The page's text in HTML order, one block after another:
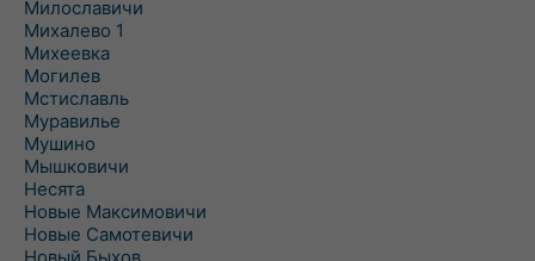
Милославичи
Михалево 1
Михеевка
Могилев
Мстиславль
Муравилье
Мушино
Мышковичи
Несята
Новые Максимовичи
Новые Самотевичи